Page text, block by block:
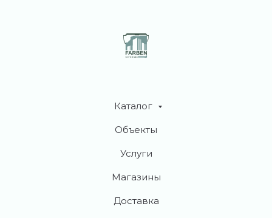
Каталог
Объекты
Услуги
Магазины
Доставка